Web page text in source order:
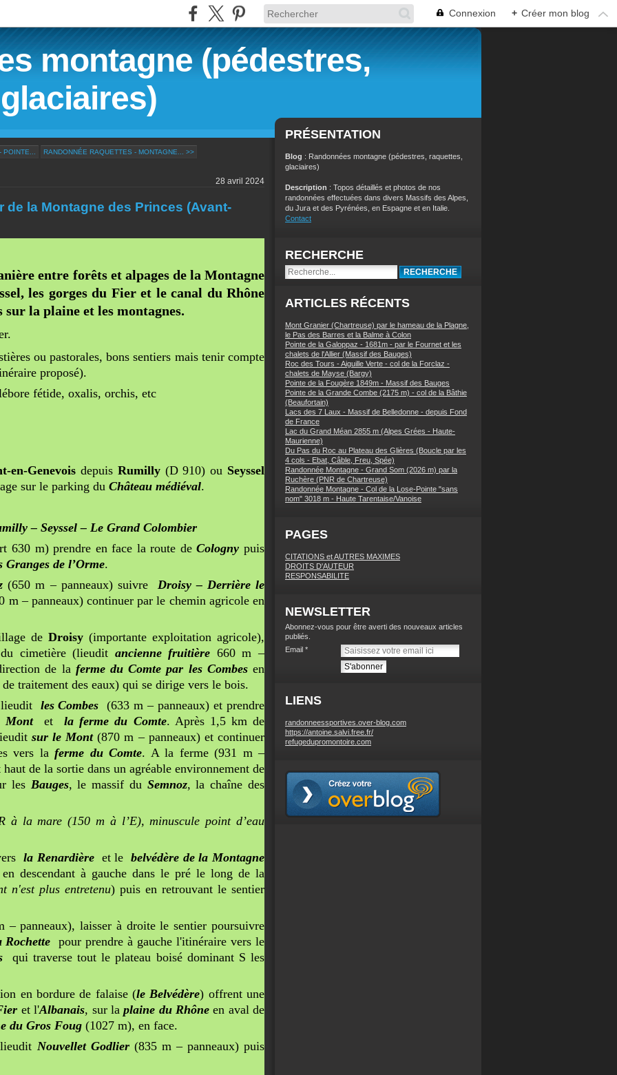
Connexion + Créer mon blog
montagne (pédestres,
RANDONNÉE RAQUETTES - MONTAGNE... >>
28 avril 2024
de la Montagne des Princes (Avant-
entre forêts et alpages de la Montagne
les gorges du Fier et le canal du Rhône
la plaine et les montagnes.
ou pastorales, bons sentiers mais tenir compte
proposé).
fétide, oxalis, orchis, etc
en-Genevoisdepuis Rumilly (D 910) ou Seyssel
sur le parking du Château médiéval.
– Seyssel – Le Grand Colombier
630 m) prendre en face la route deCologny puis
Granges de l’Orme.
(650 m – panneaux) suivre Droisy – Derrière le
– panneaux) continuer par le chemin agricole en
deDroisy(importante exploitation agricole),
cimetière (lieudit ancienne fruitière 660 m –
de la ferme du Comte par les Combesen
traitement des eaux) qui se dirige vers le bois.
les Combes (633 m – panneaux) et prendre
Montetla ferme du Comte. Après 1,5 km de
sur le Mont(870 m – panneaux) et continuer
vers laferme du Comte. A la ferme (931 m –
de la sortie dans un agréable environnement de
les Bauges, le massif du Semnoz, la chaîne des
à la mare (150 m à l’E), minuscule point d’eau
la Renardièreet lebelvédère de la Montagne
descendant à gauche dans le pré le long de la
n'est plus entretenu) puis en retrouvant le sentier
panneaux), laisser à droite le sentier poursuivre
pour prendre à gauche l'itinéraire vers le
qui traverse tout le plateau boisé dominant S les
en bordure de falaise (le Belvédère) offrent une
et l'Albanais, sur laplaine du Rhôneen aval de
du Gros Foug (1027 m), en face.
Nouvellet Godlier(835 m – panneaux) puis
PRÉSENTATION
Blog : Randonnées montagne (pédestres, raquettes,
glaciaires)
Description : Topos détaillés et photos de nos
randonnées effectuées dans divers Massifs des Alpes,
du Jura et des Pyrénées, en Espagne et en Italie.
Contact
RECHERCHE
ARTICLES RÉCENTS
Mont Granier (Chartreuse) par le hameau de la Plagne,
le Pas des Barres et la Balme à Colon
Pointe de la Galoppaz - 1681m - par le Fournet et les
chalets de l'Allier (Massif des Bauges)
Roc des Tours - Aiguille Verte - col de la Forclaz -
chalets de Mayse (Bargy)
Pointe de la Fougère 1849m - Massif des Bauges
Pointe de la Grande Combe (2175 m) - col de la Bâthie
(Beaufortain)
Lacs des 7 Laux - Massif de Belledonne - depuis Fond
de France
Lac du Grand Méan 2855 m (Alpes Grées - Haute-
Maurienne)
Du Pas du Roc au Plateau des Glières (Boucle par les
4 cols - Ebat, Câble, Freu, Spée)
Randonnée Montagne - Grand Som (2026 m) par la
Ruchère (PNR de Chartreuse)
Randonnée Montagne - Col de la Lose-Pointe "sans
nom" 3018 m - Haute Tarentaise/Vanoise
PAGES
CITATIONS et AUTRES MAXIMES
DROITS D'AUTEUR
RESPONSABILITE
NEWSLETTER
Abonnez-vous pour être averti des nouveaux articles
publiés.
Email
LIENS
randonneessportives.over-blog.com
https://antoine.salvi.free.fr/
refugedupromontoire.com